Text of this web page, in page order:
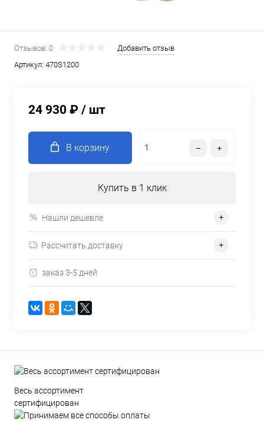
Отзывов: 0
Добавить отзыв
Артикул: 470S1200
24 930 ₽ / шт
В корзину
Купить в 1 клик
Нашли дешевле
Рассчитать доставку
заказ 3-5 дней
Весь ассортимент
сертифицирован